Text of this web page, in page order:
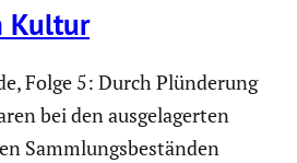
Kultur
Folge 5: Durch Plünderung
bei den ausgelagerten
Sammlungsbeständen